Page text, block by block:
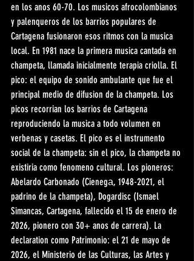
en los anos 60-70. Los musicos afrocolombianos
y palenqueros de los barrios populares de
Cartagena fusionaron esos ritmos con la musica
local. En 1981 nace la primera musica cantada en
champeta, llamada inicialmente terapia criolla. El
pico: el equipo de sonido ambulante que fue el
principal medio de difusion de la champeta. Los
picos recorrian los barrios de Cartagena
reproduciendo la musica a todo volumen en
verbenas y casetas. El pico es el instrumento
social de la champeta: sin el pico, la champeta no
existiria como fenomeno cultural. Los pioneros:
Abelardo Carbonado (Cienegа, 1948-2021, el
padrino de la champeta), Dogardisc (Ismael
Simancas, Cartagena, fallecido el 15 de enero de
2026, pionero con 30+ anos de carrera). La
declaration como Patrimonio: el 21 de mayo de
2026, el Ministerio de las Culturas, las Artes y